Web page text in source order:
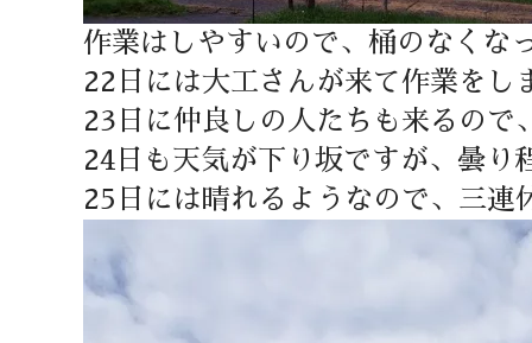
作業はしやすいので、桶のなくな
22日には大工さんが来て作業をし
23日に仲良しの人たちも来るので
24日も天気が下り坂ですが、曇り
25日には晴れるようなので、三連